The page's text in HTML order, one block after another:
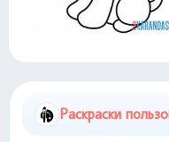
Раскраски